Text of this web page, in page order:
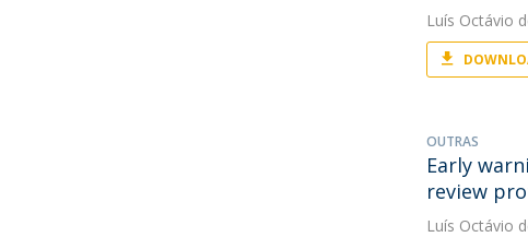
Luís Octávio
OUTRAS
Early
review
Luís Octávio